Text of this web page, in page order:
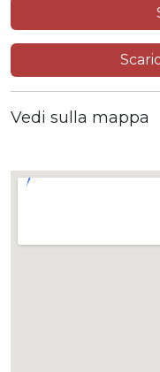
Vedi sulla mappa